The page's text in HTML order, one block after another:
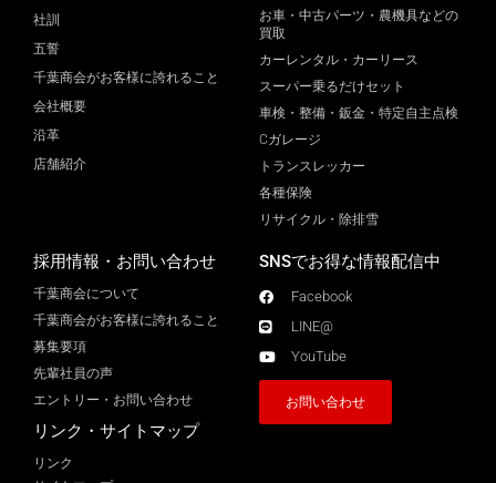
社訓
五誓
千葉商会がお客様に誇れること
会社概要
沿革
店舗紹介
お車・中古パーツ・農機具などの
買取
カーレンタル・カーリース
スーパー乗るだけセット
車検・整備・鈑金・特定自主点検
Cガレージ
トランスレッカー
各種保険
リサイクル・除排雪
採用情報・お問い合わせ
千葉商会について
千葉商会がお客様に誇れること​
募集要項
先輩社員の声
エントリー・お問い合わせ
リンク・サイトマップ
リンク
SNSでお得な情報配信中
Facebook
LINE@
YouTube
お問い合わせ